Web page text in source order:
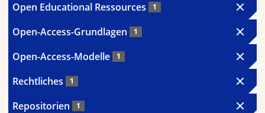
Open Educational Ressources 1
Open-Access-Grundlagen 1
Open-Access-Modelle 1
Rechtliches 1
Repositorien 1